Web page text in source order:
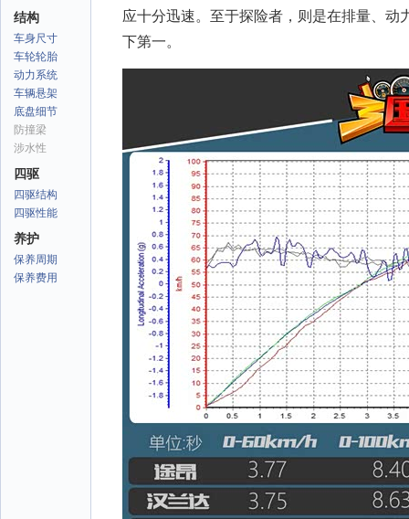
结构
车身尺寸
车轮轮胎
动力系统
车辆悬架
底盘细节
防撞梁
涉水性
四驱
四驱结构
四驱性能
养护
保养周期
保养费用
应十分迅速。至于探险者，则是在排量、
下第一。